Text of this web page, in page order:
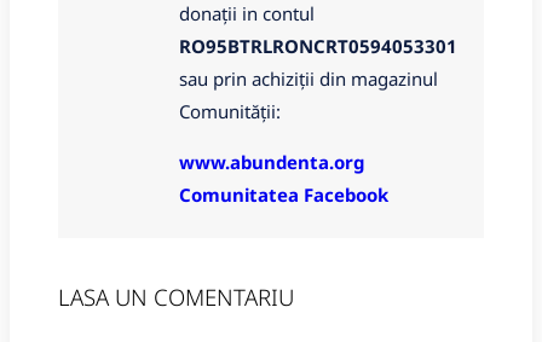
donații in contul
RO95BTRLRONCRT0594053301
sau prin achiziții din magazinul
Comunității:
www.abundenta.org
Comunitatea Facebook
LASA UN COMENTARIU